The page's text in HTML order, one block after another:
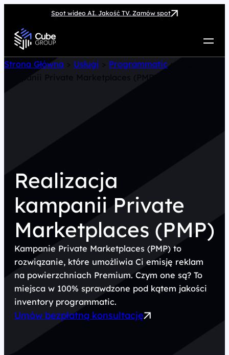
Spot wideo AI. Jakość TV. Zamów spot
Usługi
Strona Główna Usługi Programmatic
Realizacja
kampanii Private
Marketplaces (PMP)
Kampanie Private Marketplaces (PMP) to
rozwiązanie, które umożliwia Ci emisję reklam
na powierzchniach Premium. Czym one są? To
miejsca w 100% sprawdzone pod kątem jakości
inventory programmatic.
Umów bezpłatną konsultację